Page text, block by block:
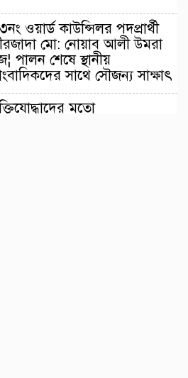
ওয়ার্ড কাউন্সিলর পদপ্রার্থী
মো: নোয়াব আলী উমরা
পালন শেষে স্থানীয়
সাথে সৌজন্য সাক্ষাৎ
মতো
বৃক্ষরোপণ কর্মসূচির